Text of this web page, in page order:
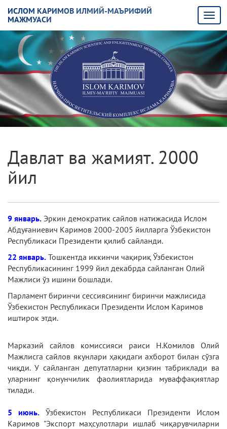
ИСЛОМ КАРИМОВ ИЛМИЙ-МАЪРИФИЙ
МАЖМУАСИ
Давлат ва жамият. 2000
йил
9 январь. Эркин демократик сайлов натижасида Ислом
Абдуғаниевич Каримов 2000-2005 йилларга Ўзбекистон
Республикаси Президенти қилиб сайланди.
22 январь. Тошкентда иккинчи чақириқ Ўзбекистон
Республикасининг 1999 йил декабрда сайланган Олий
Мажлиси ўз ишини бошлади.
Парламент биринчи сессиясининг биринчи мажлисида
Ўзбекистон Республикаси Президенти Ислом Каримов
иштирок этди.
Марказий сайлов комиссияси раиси Н.Комилов Олий
Мажлисга сайлов якунлари ҳақидаги ахборот билан сўзга
чиқди. У сайланган депутатларни қизғин табриклади ва
уларнинг қонунчилик фаолиятларида муваффақиятлар
тилади.
5 июнь. Ўзбекистон Республикаси Президенти Ислом
Каримов "Экспорт маҳсулотлари ишлаб чиқарувчиларни